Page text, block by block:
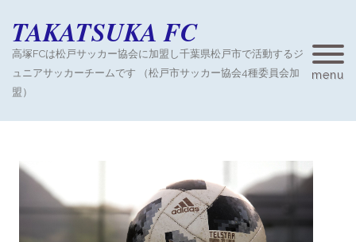
TAKATSUKA FC
高塚FCは松戸サッカー協会に加盟し千葉県松戸市で活動するジ
ュニアサッカーチームです （松戸市サッカー協会4種委員会加
盟）
menu